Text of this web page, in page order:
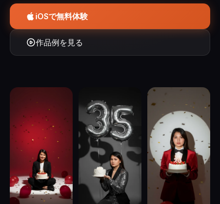
iOSで無料体験
作品例を見る